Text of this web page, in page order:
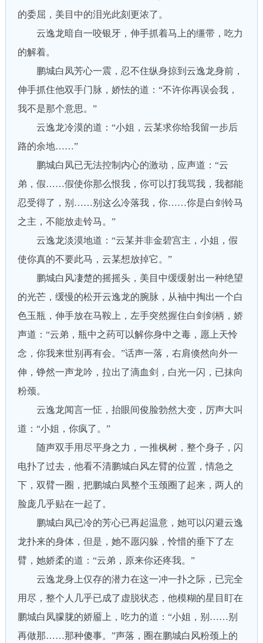
的委屈，美目中的泪光此刻更浓了。
云逸龙暗自一咬银牙，伸手抓着马上的缰带，吃力
的解着。
鹏城白凤芳心一震，忍不住纵身掠到云逸龙身前，
伸手抓住他双手门脉，娇怯的道：“不许你再误会我，
我不是那个意思。”
云逸龙冷漠的道：“小姐，云某求你给我留一步后
路的余地……”
鹏城白凤已无法控制内心的激动，应声道：“云
弟，假……假使你那么恨我，你可以打我骂我，我都能
忍受得了，别……别这么冷落我，你……你是白剑铃马
之主，不能放走铃马。”
云逸龙淡漠地道：“云某并非金碧宫主，小姐，假
使你真的不要此马，云某想放掉它。”
鹏城白风凄楚的摇摇头，美目中缓缓射出一种绝望
的光芒，缓慢的松开云逸龙的腕脉，从袖中掏出一个白
色玉瓶，伸手放在马鞍上，左手突然握住白剑剑柄，娇
声道：“云弟，瓶中之药可以解你身中之毒，愿上天怜
念，你我来世别再有会。”话声一落，右肩倏然向外一
伸，铮然一声龙吟，拉出了滴血剑，白光一闪，已抹向
粉颈。
云逸龙闻言一怔，抬眼间俊脸勃然大变，厉声大叫
道：“小姐，你疯了。”
随声双手用尽平身之力，一推枫树，整个身子，闪
电扑了过去，他看不清鹏城白风左臂的位置，情急之
下，双臂一圈，把鹏城白凤整个玉颈圈了起来，两人的
脸庞几乎贴在一起了。
鹏城白凤已冷的芳心已再起温意，她可以闪避云逸
龙扑来的身体，但是，她不愿闪躲，怜惜的垂下了左
臂，她娇柔的道：“云弟，原来你还疼我。”
云逸龙身上仅存的潜力在这一冲一扑之际，已完全
用尽，整个人几乎已成了虚脱状态，他模糊的星目盯在
鹏城白凤朦胧的娇靥上，吃力的道：“小姐，别……别
再做那……那种傻事。”声落，圈在鹏城白风粉颈上的